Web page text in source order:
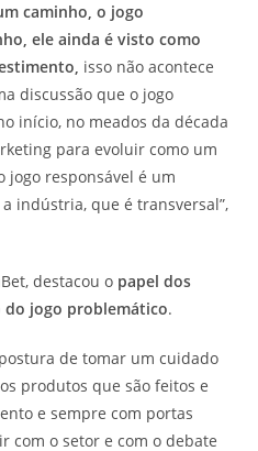
caminho, o jogo
ele ainda é visto como
isso não acontece
discussão que o jogo
início, no meados da década
para evoluir como um
responsável é um
indústria, que é transversal”,
destacou o papel dos
jogo problemático.
de tomar um cuidado
produtos que são feitos e
e sempre com portas
com o setor e com o debate